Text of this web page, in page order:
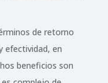
de retorno
efectividad, en
beneficios son